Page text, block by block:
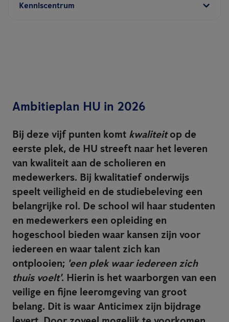
Kenniscentrum
Ambitieplan HU in 2026
Bij deze vijf punten komt kwaliteit op de
eerste plek, de HU streeft naar het leveren
van kwaliteit aan de scholieren en
medewerkers. Bij kwalitatief onderwijs
speelt veiligheid en de studiebeleving een
belangrijke rol. De school wil haar studenten
en medewerkers een opleiding en
hogeschool bieden waar kansen zijn voor
iedereen en waar talent zich kan
ontplooien; 'een plek waar iedereen zich
thuis voelt'. Hierin is het waarborgen van een
veilige en fijne leeromgeving van groot
belang. Dit is waar Anticimex zijn bijdrage